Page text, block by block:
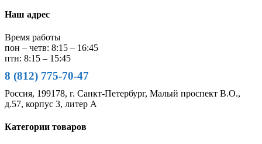
Наш адрес
Время работы
пон – четв: 8:15 – 16:45
птн: 8:15 – 15:45
8 (812) 775-70-47
Россия, 199178, г. Санкт-Петербург, Малый проспект В.О.,
д.57, корпус 3, литер А
Категории товаров